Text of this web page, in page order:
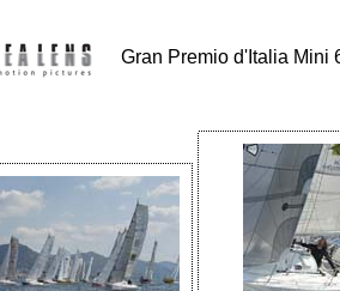
Gran Premio d'Italia Mini